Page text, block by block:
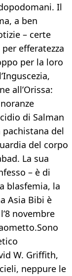
Il
a ben
– certe
efferatezza
per la loro
all’Orissa:
di Salman
pachistana del
del corpo
La sua
– è di
blasfemia, la
Asia Bibi è
novembre
W. Griffith,
neppure le